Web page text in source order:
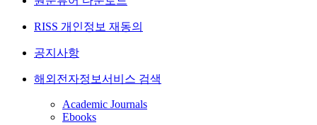
RISS 개인정보 재동의
공지사항
해외전자정보서비스 검색
Academic Journals
Ebooks